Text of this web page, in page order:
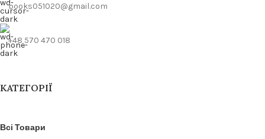
books051020@gmail.com
+48 570 470 018
КАТЕГОРІЇ
Всі Товари